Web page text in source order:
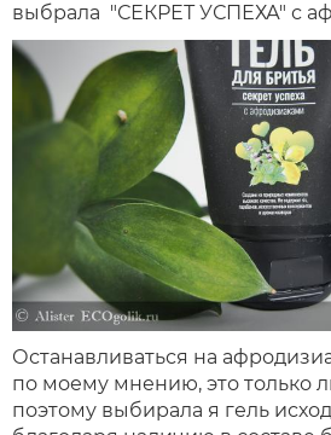
выбрала "СЕКРЕТ УСПЕХА" с
Останавливаться на
по моему мнению, это только
поэтому выбирала я гель